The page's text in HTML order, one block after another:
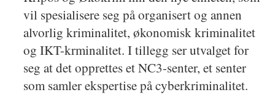
vil spesialisere seg på organisert og annen
alvorlig kriminalitet, økonomisk kriminalitet
og IKT-krminalitet. I tillegg ser utvalget for
seg at det opprettes et NC3-senter, et senter
som samler ekspertise på cyberkriminalitet.